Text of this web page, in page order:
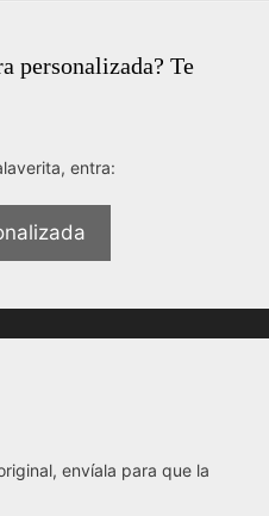
personalizada? Te
entra:
envíala para que la